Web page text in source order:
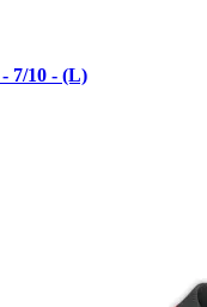
7/10 - (L)